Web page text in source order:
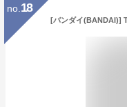
no. 18